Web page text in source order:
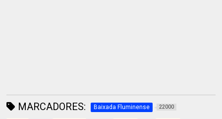
MARCADORES: Baixada Fluminense 22000